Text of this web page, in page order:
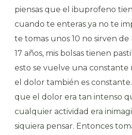
piensas que el ibuprofeno
cuando te enteras ya no te
te tomas unos 10 no sirven de
17 años, mis bolsas tienen
esto se vuelve una constante
el dolor también es
que el dolor era tan intenso
cualquier actividad era
siquiera pensar. Entonces